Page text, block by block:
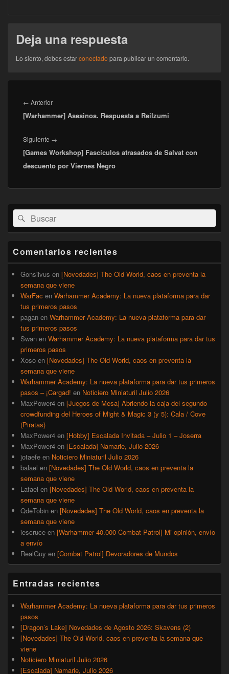
Deja una respuesta
Lo siento, debes estarconectado para publicar un comentario.
de
entradas
← AnteriorEntrada
anterior:
[Warhammer] Asesinos. Respuesta a Reilzumi
Siguiente →
siguiente:
[Games Workshop] Fascículos atrasados de Salvat con
descuento por Viernes Negro
El
área
de
widget
lateral
primaria
Buscar
por:
Buscar
Comentarios recientes
Gonsilvus en [Novedades] The Old World, caos en preventa la
semana que viene
WarFac en Warhammer Academy: La nueva plataforma para dar
tus primeros pasos
pagan en Warhammer Academy: La nueva plataforma para dar
tus primeros pasos
Swan en Warhammer Academy: La nueva plataforma para dar tus
primeros pasos
Xoso en [Novedades] The Old World, caos en preventa la
semana que viene
Warhammer Academy: La nueva plataforma para dar tus primeros
pasos – ¡Cargad! en Noticiero Miniaturil Julio 2026
MaxPower4 en [Juegos de Mesa] Abriendo la caja del segundo
crowdfunding del Heroes of Might & Magic 3 (y 5): Cala / Cove
(Piratas)
MaxPower4 en [Hobby] Escalada Invitada – Julio 1 – Joserra
MaxPower4 en [Escalada] Namarie, Julio 2026
jotaefe en Noticiero Miniaturil Julio 2026
balael en [Novedades] The Old World, caos en preventa la
semana que viene
Lafael en [Novedades] The Old World, caos en preventa la
semana que viene
QdeTobin en [Novedades] The Old World, caos en preventa la
semana que viene
iescruce en [Warhammer 40.000 Combat Patrol] Mi opinión, envío
a envío
RealGuy en [Combat Patrol] Devoradores de Mundos
Entradas recientes
Warhammer Academy: La nueva plataforma para dar tus primeros
pasos
[Dragon’s Lake] Novedades de Agosto 2026: Skavens (2)
[Novedades] The Old World, caos en preventa la semana que
viene
Noticiero Miniaturil Julio 2026
[Escalada] Namarie, Julio 2026